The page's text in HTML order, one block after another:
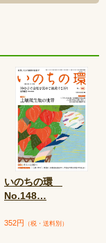
いのちの環
No.148…
352円 （税・送料別）